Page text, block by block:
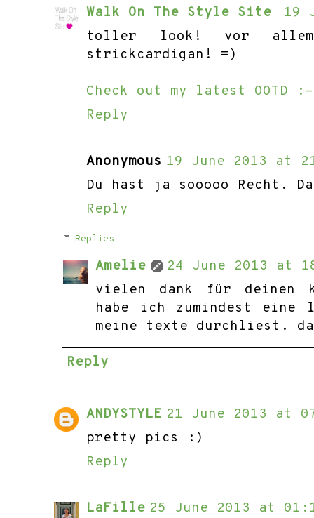
Walk On The Style Site
19
toller look! vor allem
strickcardigan! =)
Check out my latest OOTD
Reply
Anonymous 19 June 2013 at
Du hast ja sooooo Recht.
Reply
Replies
Amelie
24 June 2013 at
vielen dank für deinen
habe ich zumindest
meine texte durchliest.
Reply
ANDYSTYLE 21 June 2013 at
pretty pics :)
Reply
LaFille 25 June 2013 at